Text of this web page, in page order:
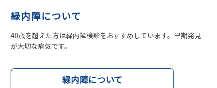
緑内障について
40歳を超えた方は緑内障検診をおすすめしています。早期発見
が大切な病気です。
緑内障について